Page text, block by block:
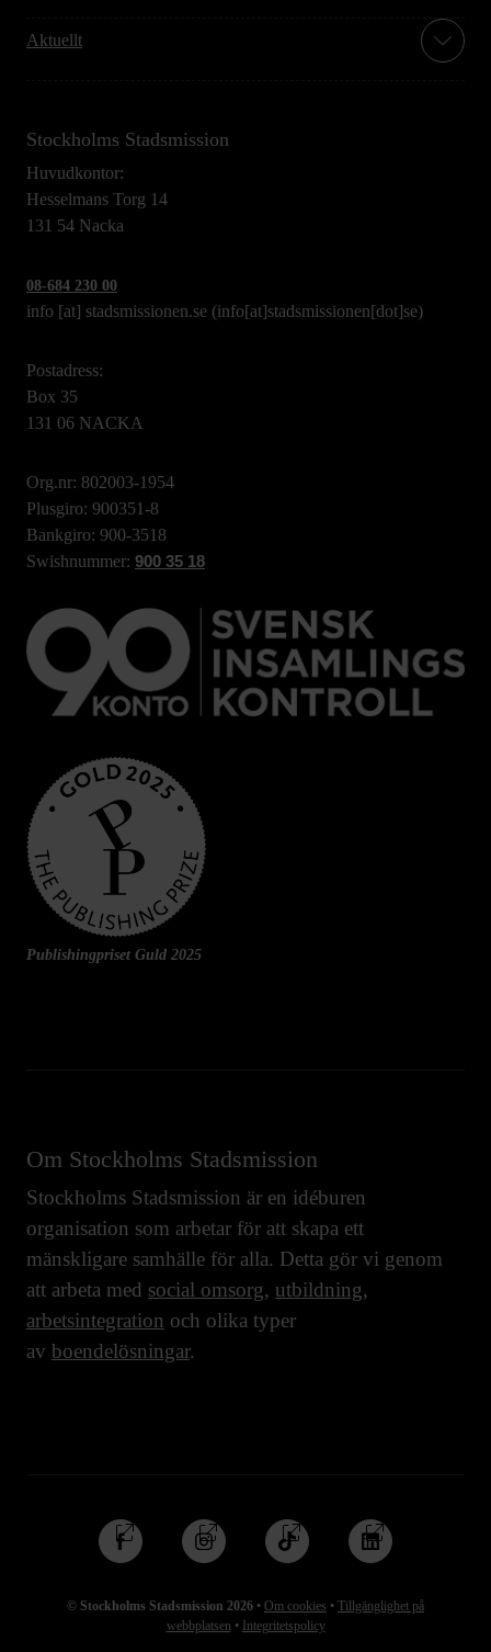
Aktuellt
Stockholms Stadsmission
Huvudkontor:
Hesselmans Torg 14
131 54 Nacka
08-684 230 00
info [at] stadsmissionen.se (info[at]stadsmissionen[dot]se)
Postadress:
Box 35
131 06 NACKA
Org.nr: 802003-1954
Plusgiro: 900351-8
Bankgiro: 900-3518
Swishnummer: 900 35 18
Publishingpriset Guld 2025
Om Stockholms Stadsmission
Stockholms Stadsmission är en idéburen
organisation som arbetar för att skapa ett
mänskligare samhälle för alla. Detta gör vi genom
att arbeta med social omsorg, utbildning,
arbetsintegration och olika typer
av boendelösningar.
© Stockholms Stadsmission 2026 • Om cookies • Tillgänglighet på
webbplatsen • Integritetspolicy
Följ
oss
Facebook
Följ
oss
Instagram
Följ
oss
TikTok
Följ
oss
Linkedin